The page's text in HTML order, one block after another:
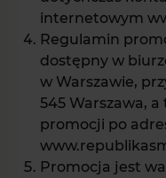
internetowym
Regulamin
dostępny w
w Warszawie,
545 Warszawa,
promocji po
Promocja jest